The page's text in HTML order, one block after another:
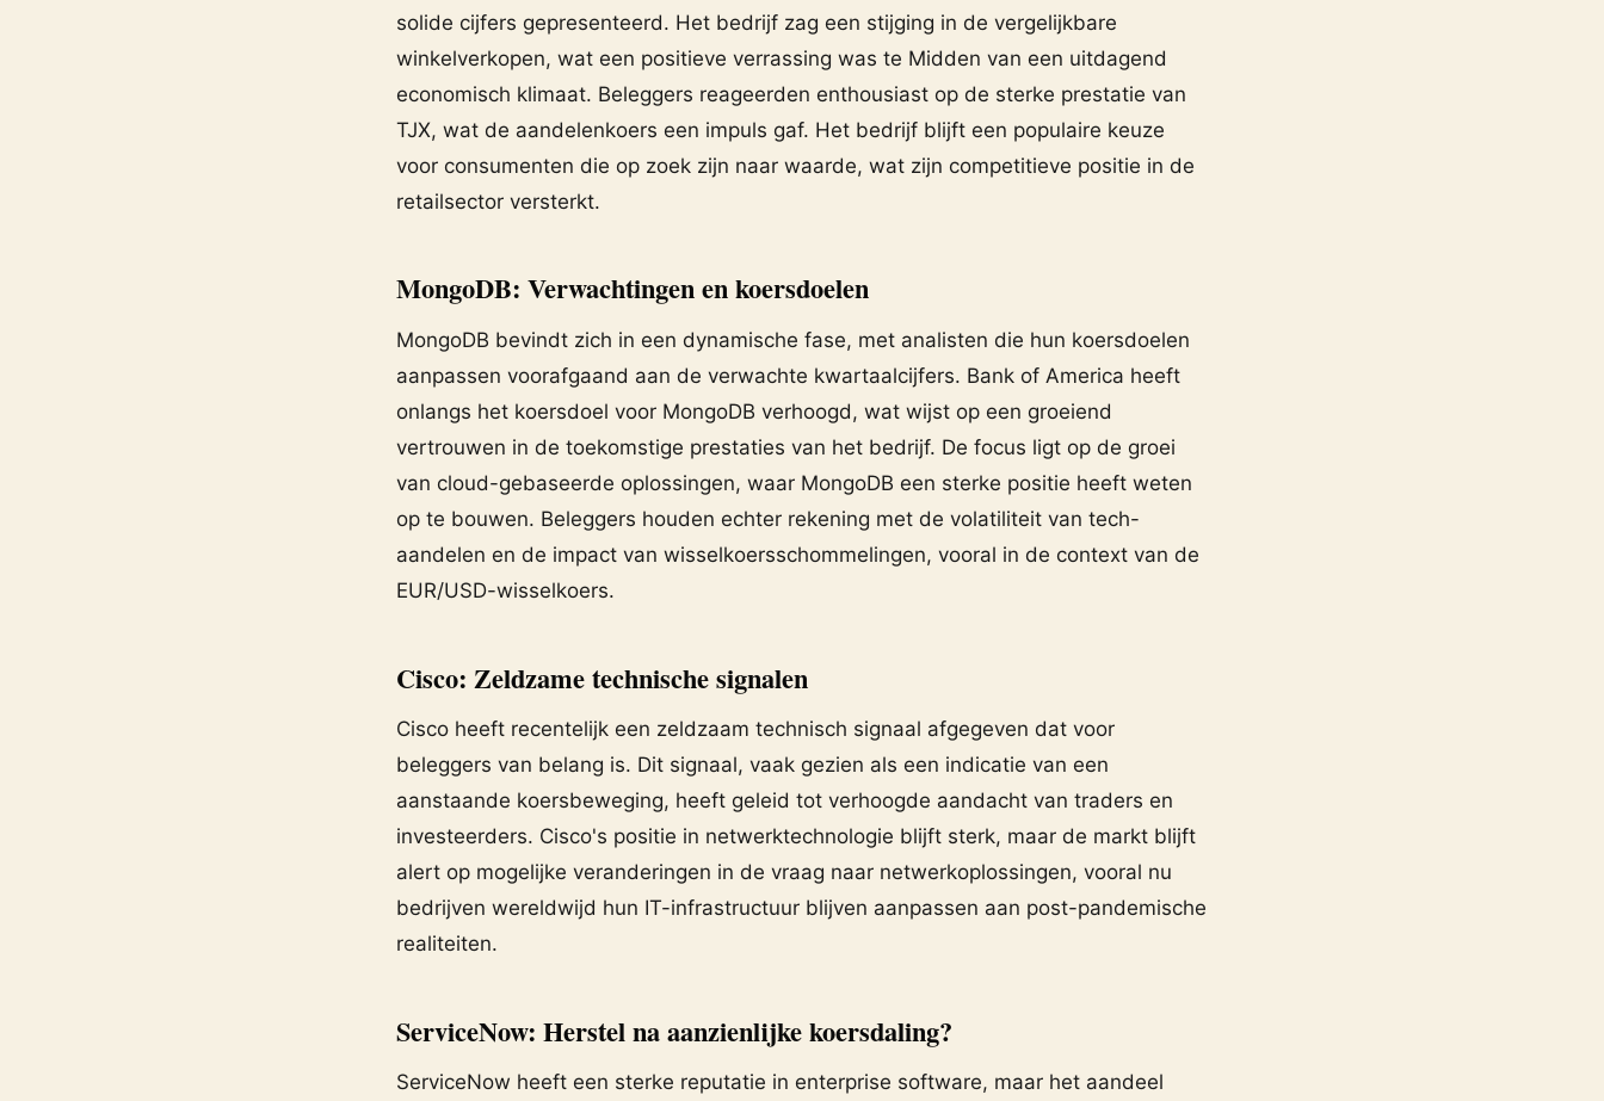
solide cijfers gepresenteerd. Het bedrijf zag een stijging in de vergelijkbare
winkelverkopen, wat een positieve verrassing was te Midden van een uitdagend
economisch klimaat. Beleggers reageerden enthousiast op de sterke prestatie van
TJX, wat de aandelenkoers een impuls gaf. Het bedrijf blijft een populaire keuze
voor consumenten die op zoek zijn naar waarde, wat zijn competitieve positie in de
retailsector versterkt.
MongoDB: Verwachtingen en koersdoelen
MongoDB bevindt zich in een dynamische fase, met analisten die hun koersdoelen
aanpassen voorafgaand aan de verwachte kwartaalcijfers. Bank of America heeft
onlangs het koersdoel voor MongoDB verhoogd, wat wijst op een groeiend
vertrouwen in de toekomstige prestaties van het bedrijf. De focus ligt op de groei
van cloud-gebaseerde oplossingen, waar MongoDB een sterke positie heeft weten
op te bouwen. Beleggers houden echter rekening met de volatiliteit van tech-
aandelen en de impact van wisselkoersschommelingen, vooral in de context van de
EUR/USD-wisselkoers.
Cisco: Zeldzame technische signalen
Cisco heeft recentelijk een zeldzaam technisch signaal afgegeven dat voor
beleggers van belang is. Dit signaal, vaak gezien als een indicatie van een
aanstaande koersbeweging, heeft geleid tot verhoogde aandacht van traders en
investeerders. Cisco's positie in netwerktechnologie blijft sterk, maar de markt blijft
alert op mogelijke veranderingen in de vraag naar netwerkoplossingen, vooral nu
bedrijven wereldwijd hun IT-infrastructuur blijven aanpassen aan post-pandemische
realiteiten.
ServiceNow: Herstel na aanzienlijke koersdaling?
ServiceNow heeft een sterke reputatie in enterprise software, maar het aandeel